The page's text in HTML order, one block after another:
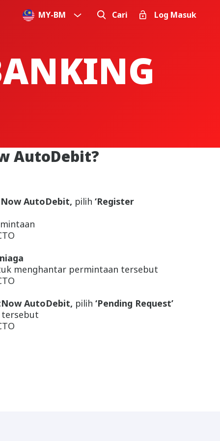
MY-BM Cari Log Masuk
AutoDebit?
AutoDebit, pilih ‘Register
menghantar permintaan tersebut
AutoDebit, pilih ‘Pending Request’
tersebut